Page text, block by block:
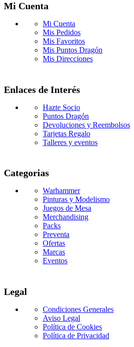
Mi Cuenta
Mi Cuenta
Mis Pedidos
Mis Favoritos
Mis Puntos Dragón
Mis Direcciones
Enlaces de Interés
Hazte Socio
Puntos Dragón
Devoluciones y Reembolsos
Tarjetas Regalo
Talleres y eventos
Categorias
Warhammer
Pinturas y Modelismo
Juegos de Mesa
Merchandising
Packs
Preventa
Ofertas
Marcas
Eventos
Legal
Condiciones Generales
Aviso Legal
Política de Cookies
Política de Privacidad